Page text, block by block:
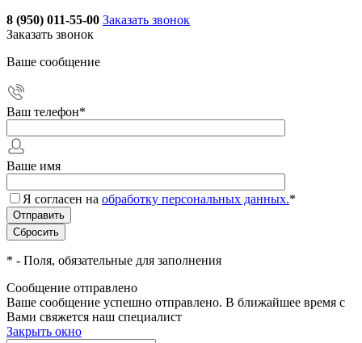
8 (950) 011-55-00 Заказать звонок
Заказать звонок
Ваше сообщение
Ваш телефон*
Ваше имя
Я согласен на обработку персональных данных.*
* - Поля, обязательные для заполнения
Сообщение отправлено
Ваше сообщение успешно отправлено. В ближайшее время с
Вами свяжется наш специалист
Закрыть окно